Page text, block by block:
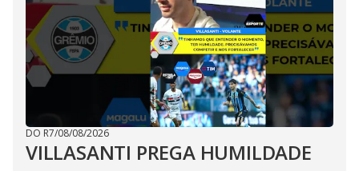
DO R7/08/08/2026
VILLASANTI PREGA HUMILDADE